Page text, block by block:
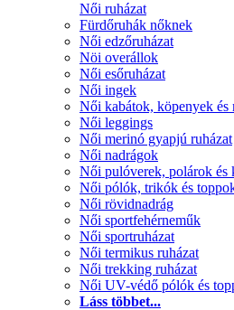
Női ruházat
Fürdőruhák nőknek
Női edzőruházat
Nöi overállok
Női esőruházat
Női ingek
Női kabátok, köpenyek és
Női leggings
Női merinó gyapjú ruházat
Női nadrágok
Női pulóverek, polárok és
Női pólók, trikók és
Női rövidnadrág
Női sportfehérneműk
Női sportruházat
Női termikus ruházat
Női trekking ruházat
Női UV-védő pólók és
Láss többet...